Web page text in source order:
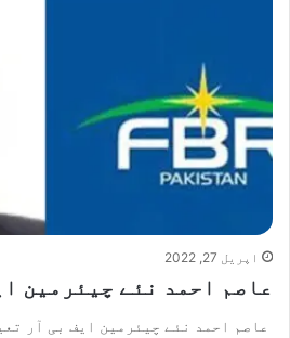
اپریل 27, 2022
عاصم احمد نئے چیئرمین
عاصم احمد نئے چیئرمین ایف بی آر